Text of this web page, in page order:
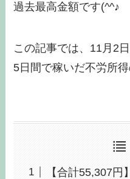
過去最高金額です(^^♪
この記事では、11月2
5日間で稼いだ不労所
【合計55,307